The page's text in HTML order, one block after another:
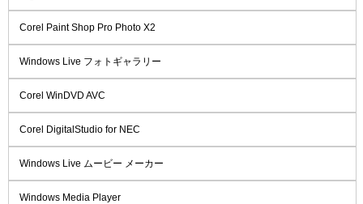
Corel Paint Shop Pro Photo X2
Windows Live フォトギャラリー
Corel WinDVD AVC
Corel DigitalStudio for NEC
Windows Live ムービー メーカー
Windows Media Player